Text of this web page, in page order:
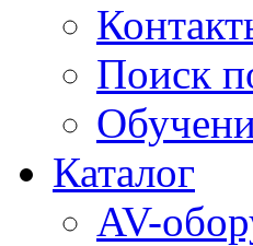
Поиск
Каталог
AV-